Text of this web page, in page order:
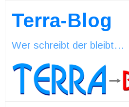
Terra-Blog
Wer schreibt der bleibt…